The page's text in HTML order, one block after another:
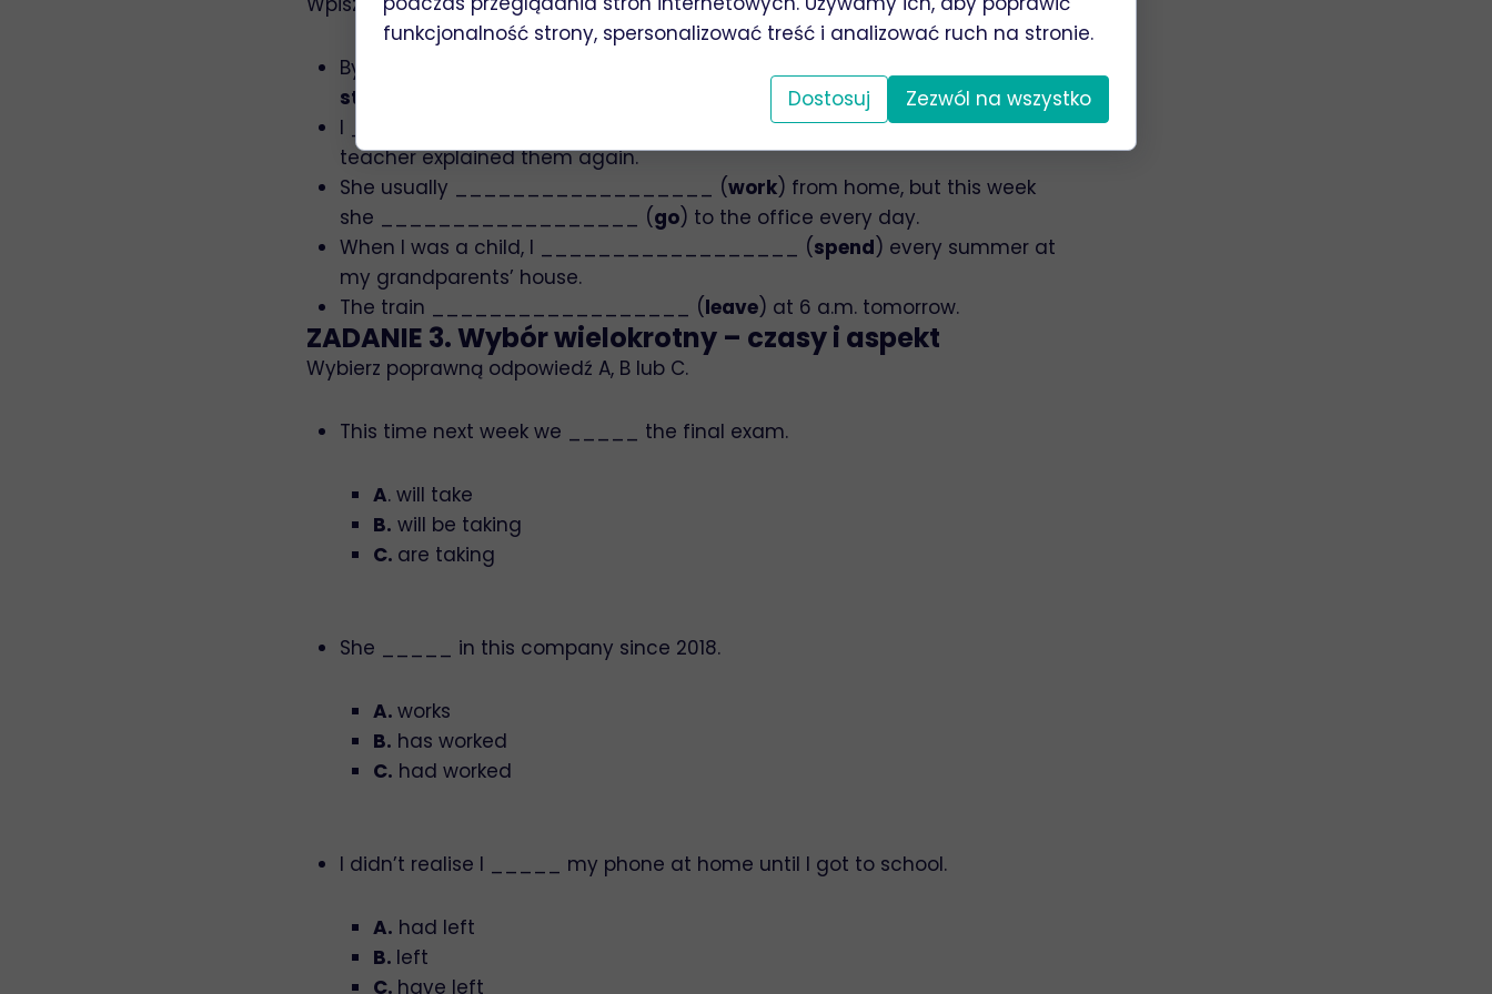
By the time we arrived, the concert __________________ (
start
I __________________ (
not understand) the instructions until the
teacher explained them again.
She usually __________________ (work) from home, but this week
she __________________ (go) to the office every day.
When I was a child, I __________________ (spend) every summer at
my grandparents’ house.
The train __________________ (leave) at 6 a.m. tomorrow.
ZADANIE 3. Wybór wielokrotny – czasy i aspekt
Wybierz poprawną odpowiedź A, B lub C.
This time next week we _____ the final exam.
A. will take
B. will be taking
C. are taking
She _____ in this company since 2018.
A. works
B. has worked
C. had worked
I didn’t realise I _____ my phone at home until I got to school.
A. had left
B. left
C. have left
funkcjonalność strony, spersonalizować treść i analizować ruch na stronie.
Dostosuj Zezwól na wszystko